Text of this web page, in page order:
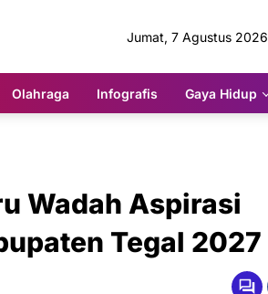
Jumat, 7 Agustus 2026
Olahraga Infografis Gaya Hidup
Wadah Aspirasi
Tegal 2027